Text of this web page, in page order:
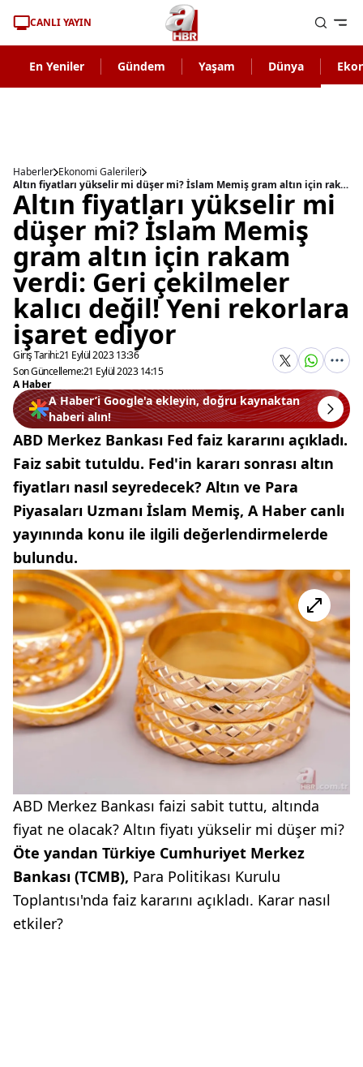
CANLI YAYIN
En Yeniler Gündem Yaşam Dünya
Haberler Ekonomi Galerileri
Altın fiyatları yükselir mi düşer mi? İslam Memiş gram altın için rakam verdi: Geri çekilmeler kalıcı değil! Yeni rekorlara işaret ediyor
Altın fiyatları yükselir mi
düşer mi? İslam Memiş
gram altın için rakam
verdi: Geri çekilmeler
kalıcı değil! Yeni rekorlara
işaret ediyor
Giriş Tarihi:21 Eylül 2023 13:36
Son Güncelleme:21 Eylül 2023 14:15
A Haber
A Haber’i Google'a ekleyin, doğru kaynaktan
haberi alın!
ABD Merkez Bankası Fed faiz kararını açıkladı.
Faiz sabit tutuldu. Fed'in kararı sonrası altın
fiyatları nasıl seyredecek? Altın ve Para
Piyasaları Uzmanı İslam Memiş, A Haber canlı
yayınında konu ile ilgili değerlendirmelerde
bulundu.
ABD Merkez Bankası faizi sabit tuttu, altında
fiyat ne olacak? Altın fiyatı yükselir mi düşer mi?
Öte yandan Türkiye Cumhuriyet Merkez
Bankası (TCMB), Para Politikası Kurulu
Toplantısı'nda faiz kararını açıkladı. Karar nasıl
etkiler?